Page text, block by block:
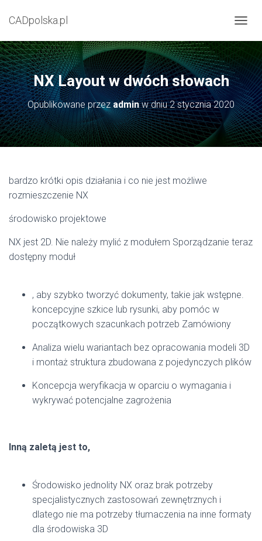
CADpolska.pl
R
Ą
C
Z
N
A
W
NX Layout w dwóch słowach
Opublikowane przezadminw dniu2 stycznia 2020
bardzo krótki opis działania i co nie jest możliwe
rozmieszczenie NX
środowisko projektowe
NX jest 2D. Nie należy mylić z modułem Sporządzanie teraz
dostępny moduł
, aby szybko tworzyć dokumenty, takie jak wstępne.
koncepcyjne szkice lub rysunki, aby pomóc w
początkowych szacunkach potrzeb Zamówiony
Analiza wielu wariantach bez opracowania modeli 3D
i montaż struktura zbudowana z pojedynczych plików
Koncepcja weryfikacja w oparciu o wymagania i
wykrywać potencjalne zagrożenia
Inną zaletą jest to,
Środowisko jednolity NX oraz brak potrzeby
specjalistycznych zastosowań zewnętrznych i
dlatego nie ma potrzeby tłumaczenia na inne formaty
dla środowiska 3D